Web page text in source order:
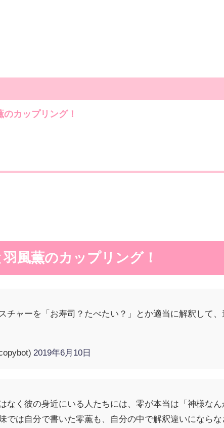
カップリング！
風薫のカップリング！
チャーを「お寿司？たべたい？」とか適当に解釈して
2019年6月10日
なく彼の身近にいる人たちには、零が本当は「神様な
では自分で書いた零薫も、自分の中で解釈違いになら